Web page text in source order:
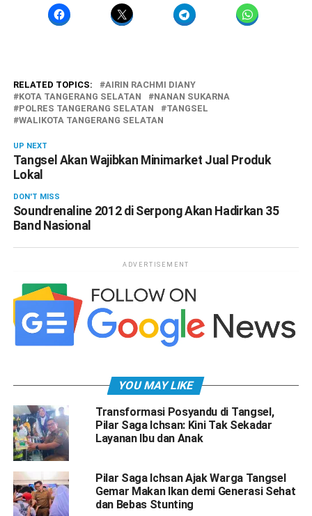
RELATED TOPICS:
AIRIN RACHMI DIANY
KOTA TANGERANG SELATAN
NANAN SUKARNA
POLRES TANGERANG SELATAN
TANGSEL
WALIKOTA TANGERANG SELATAN
UP NEXT
Tangsel Akan Wajibkan Minimarket Jual Produk
Lokal
DON'T MISS
Soundrenaline 2012 di Serpong Akan Hadirkan 35
Band Nasional
ADVERTISEMENT
YOU MAY LIKE
Transformasi Posyandu di Tangsel,
Pilar Saga Ichsan: Kini Tak Sekadar
Layanan Ibu dan Anak
Pilar Saga Ichsan Ajak Warga Tangsel
Gemar Makan Ikan demi Generasi Sehat
dan Bebas Stunting